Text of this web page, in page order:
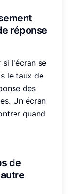
réponse
si l'écran se
le taux de
des
Un écran
quand
de